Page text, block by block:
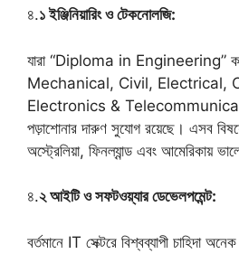
৪.১ ইঞ্জিনিয়ারিং ও টেকনোলজি:
যারা “Diploma in Engineering”
Mechanical, Civil, Electrical,
Electronics &
পড়াশোনার দারুণ সুযোগ রয়েছে। এসব বিষয়ে
অস্ট্রেলিয়া, ফিনল্যান্ড এবং আমেরিকায়
৪.২ আইটি ও সফটওয়্যার ডেভেলপমেন্ট:
বর্তমানে IT সেক্টরে বিশ্বব্যাপী চাহিদা